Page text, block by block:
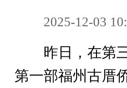
2025-12-03
昨日，在第三
第一部福州古